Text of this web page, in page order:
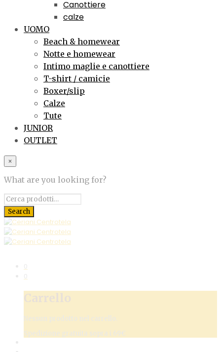
Canottiere
calze
UOMO
Beach & homewear
Notte e homewear
Intimo maglie e canottiere
T-shirt / camicie
Boxer/slip
Calze
Tute
JUNIOR
OUTLET
×
What are you looking for?
Nessun prodotto nel carrello.
Spedizione gratuita sopra i 69€